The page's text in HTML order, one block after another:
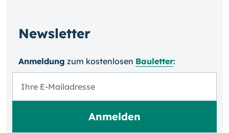
Newsletter
Anmeldung zum kosten­losen Bauletter: